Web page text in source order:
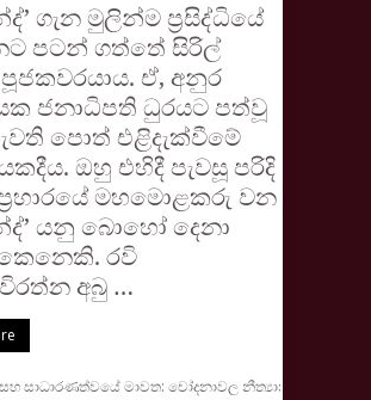
ගැන මුලින්ම ප්‍රසිද්ධියේ
පටන් ගත්තේ සිරිල්
ඒ, අනුර
ජනාධිපති ධුරයට පත්වූ
පොත් එළිදැක්වීමේ
ඔහු එහිදී පැවසූ පරිදි
මහමොළකරු වන
යනු බොහෝ දෙනා
රවි
අබු …